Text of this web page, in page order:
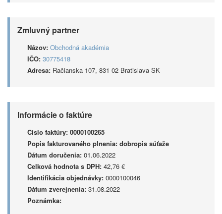
Zmluvný partner
Názov: Obchodná akadémia
IČO: 30775418
Adresa: Račianska 107, 831 02 Bratislava SK
Informácie o faktúre
Číslo faktúry: 0000100265
Popis fakturovaného plnenia: dobropis súťaže
Dátum doručenia: 01.06.2022
Celková hodnota s DPH: 42,76 €
Identifikácia objednávky: 0000100046
Dátum zverejnenia: 31.08.2022
Poznámka: